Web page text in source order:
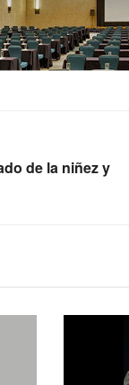
de la niñez y